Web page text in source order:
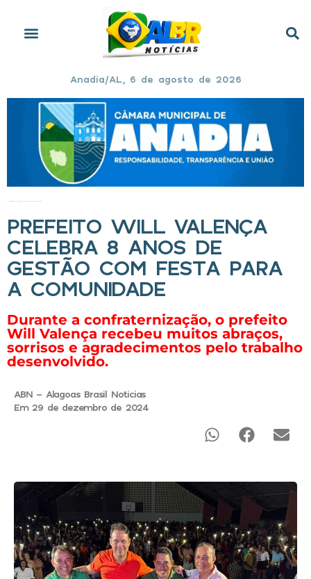
Anadia/AL, 6 de agosto de 2026
PREFEITO WILL VALENÇA
CELEBRA 8 ANOS DE
GESTÃO COM FESTA PARA
A COMUNIDADE
Durante a confraternização, o prefeito
Will Valença recebeu muitos abraços,
sorrisos e agradecimentos pelo trabalho
desenvolvido.
ABN - Alagoas Brasil Noticias
Em 29 de dezembro de 2024